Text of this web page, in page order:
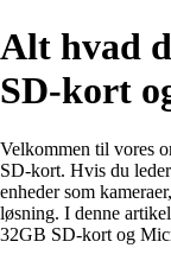
Alt hvad
SD-kort
Velkommen til vores
SD-kort. Hvis du
enheder som
løsning. I denne
32GB SD-kort og